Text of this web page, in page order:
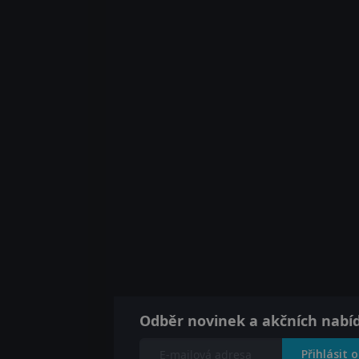
Odběr novinek a akčních
Přihlásit